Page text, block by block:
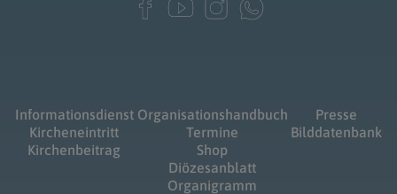
Informationsdienst
Kircheneintritt
Kirchenbeitrag
Organisationshandbuch
Termine
Shop
Diözesanblatt
Organigramm
Presse
Bilddatenbank